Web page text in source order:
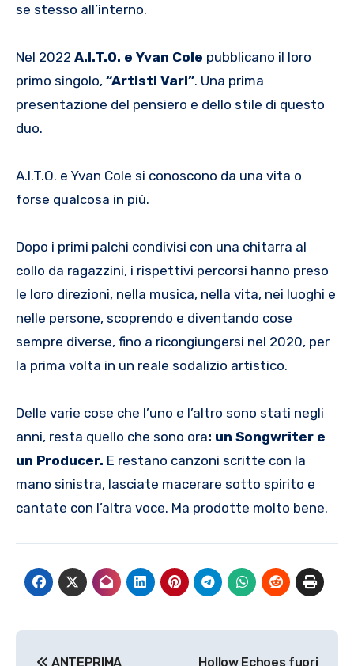
se stesso all’interno.
Nel 2022 A.I.T.O. e Yvan Cole pubblicano il loro
primo singolo, “Artisti Vari”. Una prima
presentazione del pensiero e dello stile di questo
duo.
A.I.T.O. e Yvan Cole si conoscono da una vita o
forse qualcosa in più.
Dopo i primi palchi condivisi con una chitarra al
collo da ragazzini, i rispettivi percorsi hanno preso
le loro direzioni, nella musica, nella vita, nei luoghi e
nelle persone, scoprendo e diventando cose
sempre diverse, fino a ricongiungersi nel 2020, per
la prima volta in un reale sodalizio artistico.
Delle varie cose che l’uno e l’altro sono stati negli
anni, resta quello che sono ora: un Songwriter e
un Producer. E restano canzoni scritte con la
mano sinistra, lasciate macerare sotto spirito e
cantate con l’altra voce. Ma prodotte molto bene.
ANTEPRIMA Hollow Echoes fuori